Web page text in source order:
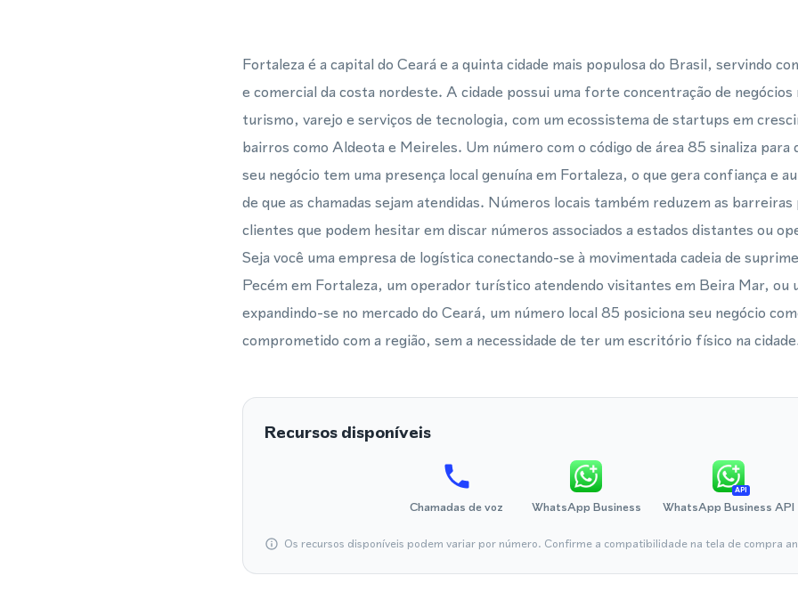
Fortaleza é a capital do Ceará e a quinta cidade mais populosa do Brasil, servindo
e comercial da costa nordeste. A cidade possui uma forte concentração de
turismo, varejo e serviços de tecnologia, com um ecossistema de startups em
bairros como Aldeota e Meireles. Um número com o código de área 85 sinaliza
seu negócio tem uma presença local genuína em Fortaleza, o que gera confiança e
de que as chamadas sejam atendidas. Números locais também reduzem as
clientes que podem hesitar em discar números associados a estados distantes ou
Seja você uma empresa de logística conectando-se à movimentada cadeia de
Pecém em Fortaleza, um operador turístico atendendo visitantes em Beira Mar, ou
expandindo-se no mercado do Ceará, um número local 85 posiciona seu negócio
comprometido com a região, sem a necessidade de ter um escritório físico na
Recursos disponíveis
Chamadas de voz WhatsApp Business
API
WhatsApp Business API
Os recursos disponíveis podem variar por número. Confirme a compatibilidade na tela de compra